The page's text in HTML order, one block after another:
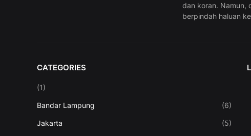
dan koran. Namun,
berpindah haluan
CATEGORIES
(1)
Bandar Lampung (6)
Jakarta (5)